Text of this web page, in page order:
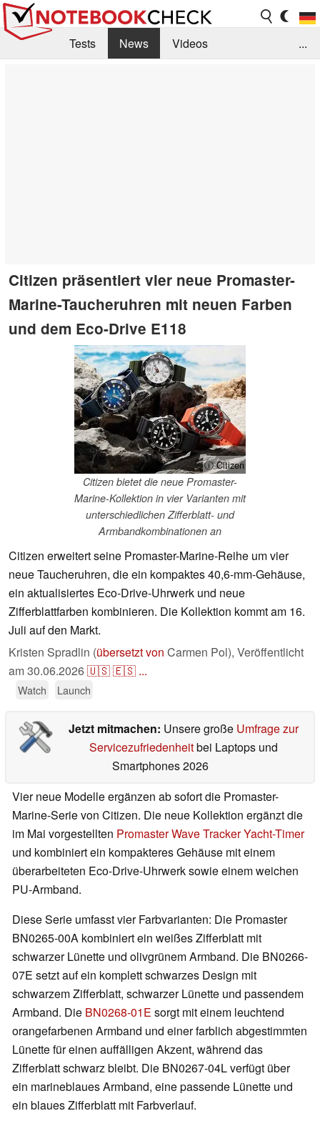
Tests News
Videos
...
Citizen präsentiert vier neue Promaster-
Marine-Taucheruhren mit neuen Farben
und dem Eco-Drive E118
ⓘ Citizen
Citizen bietet die neue Promaster-
Marine-Kollektion in vier Varianten mit
unterschiedlichen Zifferblatt- und
Armbandkombinationen an
Citizen erweitert seine Promaster-Marine-Reihe um vier
neue Taucheruhren, die ein kompaktes 40,6-mm-Gehäuse,
ein aktualisiertes Eco-Drive-Uhrwerk und neue
Zifferblattfarben kombinieren. Die Kollektion kommt am 16.
Juli auf den Markt.
Kristen Spradlin (übersetzt von Carmen Pol), Veröffentlicht
am30.06.2026🇺🇸🇪🇸 ...
Watch Launch
Jetzt mitmachen: Unsere große Umfrage zur
Servicezufriedenheitbei Laptops und
Smartphones 2026
Vier neue Modelle ergänzen ab sofort die Promaster-
Marine-Serie von Citizen. Die neue Kollektion ergänzt die
im Mai vorgestellten Promaster Wave Tracker Yacht-Timer
und kombiniert ein kompakteres Gehäuse mit einem
überarbeiteten Eco-Drive-Uhrwerk sowie einem weichen
PU-Armband.
Diese Serie umfasst vier Farbvarianten: Die Promaster
BN0265-00A kombiniert ein weißes Zifferblatt mit
schwarzer Lünette und olivgrünem Armband. Die BN0266-
07E setzt auf ein komplett schwarzes Design mit
schwarzem Zifferblatt, schwarzer Lünette und passendem
Armband. Die BN0268-01E sorgt mit einem leuchtend
orangefarbenen Armband und einer farblich abgestimmten
Lünette für einen auffälligen Akzent, während das
Zifferblatt schwarz bleibt. Die BN0267-04L verfügt über
ein marineblaues Armband, eine passende Lünette und
ein blaues Zifferblatt mit Farbverlauf.